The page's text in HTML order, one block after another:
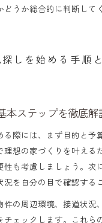
どうか総合的に判断して
しを始める手順
本ステップを徹底解
る際には、まず目的と予
理想の家づくりを叶える
性も考慮しましょう。次
況を自分の目で確認する
件の周辺環境、接道状況
チェックします。これら